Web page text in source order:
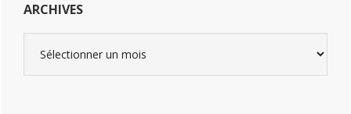
ARCHIVES